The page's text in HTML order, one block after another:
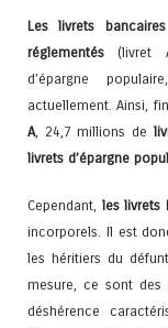
Les livrets bancaires
réglementés (livret
d’épargne
actuellement. Ainsi,
A, 24,7 millions de
livrets d’épargne
Cependant, les livrets
incorporels. Il est
les héritiers du
mesure, ce sont des
déshérence